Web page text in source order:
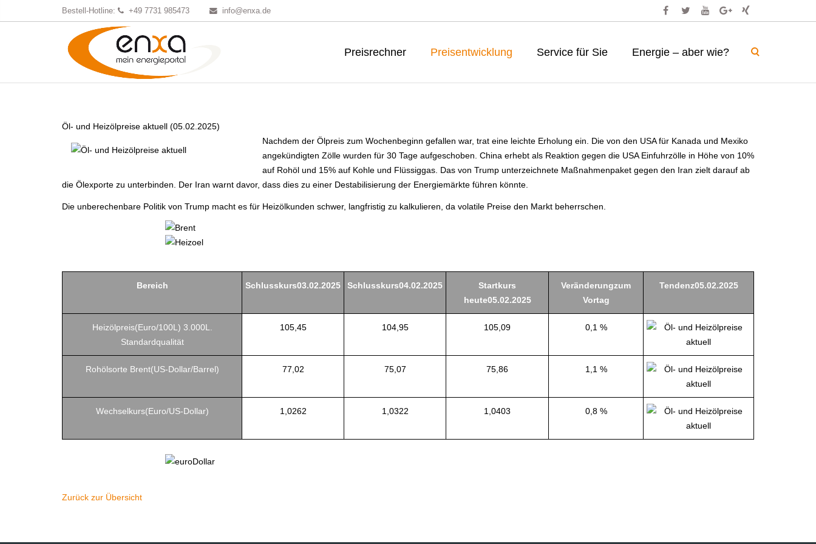
Bestell-Hotline: +49 7731 985473 info@enxa.de
Preisrechner Preisentwicklung Service für Sie Energie – aber wie?
Öl- und Heizölpreise aktuell (05.02.2025)
Nachdem der Ölpreis zum Wochenbeginn gefallen war, trat eine leichte Erholung ein. Die von den USA für Kanada und Mexiko
angekündigten Zölle wurden für 30 Tage aufgeschoben. China erhebt als Reaktion gegen die USA Einfuhrzölle in Höhe von 10%
auf Rohöl und 15% auf Kohle und Flüssiggas. Das von Trump unterzeichnete Maßnahmenpaket gegen den Iran zielt darauf ab
die Ölexporte zu unterbinden. Der Iran warnt davor, dass dies zu einer Destabilisierung der Energiemärkte führen könnte.
Die unberechenbare Politik von Trump macht es für Heizölkunden schwer, langfristig zu kalkulieren, da volatile Preise den Markt beherrschen.
Bereich Schlusskurs03.02.2025 Schlusskurs04.02.2025
Startkurs
heute05.02.2025
Veränderungzum
Vortag
Tendenz05.02.2025
Heizölpreis(Euro/100L) 3.000L.
Standardqualität
105,45 104,95 105,09 0,1 %
Rohölsorte Brent(US-Dollar/Barrel) 77,02 75,07 75,86 1,1 %
Wechselkurs(Euro/US-Dollar) 1,0262 1,0322 1,0403 0,8 %
Zurück zur Übersicht